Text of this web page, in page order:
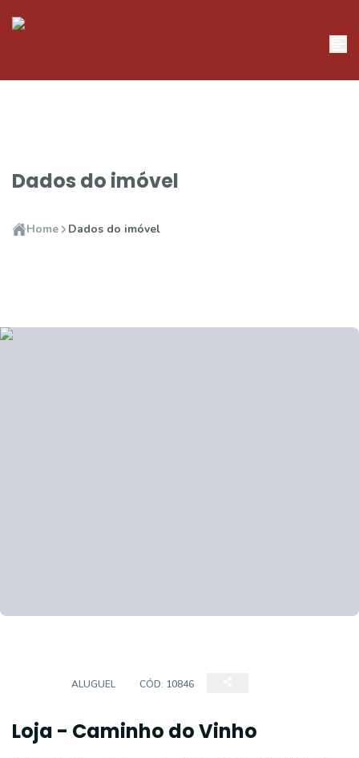
Dados do imóvel
Home Dados do imóvel
ALUGUEL CÓD: 10846
Loja - Caminho do Vinho